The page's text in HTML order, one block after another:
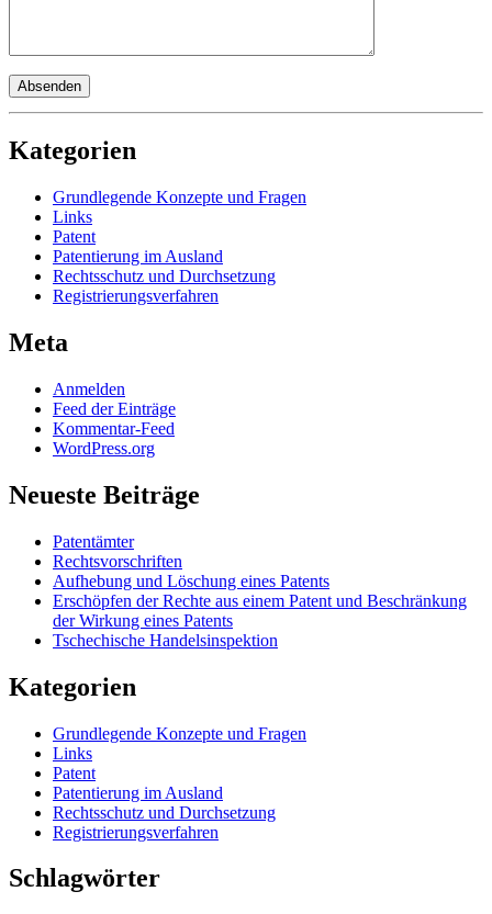
Kategorien
Grundlegende Konzepte und Fragen
Links
Patent
Patentierung im Ausland
Rechtsschutz und Durchsetzung
Registrierungsverfahren
Meta
Anmelden
Feed der Einträge
Kommentar-Feed
WordPress.org
Neueste Beiträge
Patentämter
Rechtsvorschriften
Aufhebung und Löschung eines Patents
Erschöpfen der Rechte aus einem Patent und Beschränkung
der Wirkung eines Patents
Tschechische Handelsinspektion
Kategorien
Grundlegende Konzepte und Fragen
Links
Patent
Patentierung im Ausland
Rechtsschutz und Durchsetzung
Registrierungsverfahren
Schlagwörter